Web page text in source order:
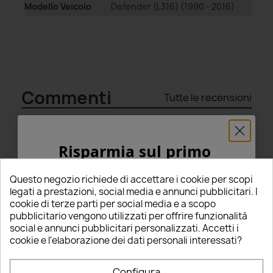
Modello Veicolo Defender (L316) (1990 - 2016)
Commenti Tutte le recensioni
Riepilogo
5
star starstarstarstar
(8 Recensioni)
Seleziona un punteggio per filtrare le recensioni.
4 starstarstarstarstar_border (0)
Questo negozio richiede di accettare i cookie per scopi
legati a prestazioni, social media e annunci pubblicitari. I
cookie di terze parti per social media e a scopo
pubblicitario vengono utilizzati per offrire funzionalità
social e annunci pubblicitari personalizzati. Accetti i
cookie e l'elaborazione dei dati personali interessati?
Risparmia sul primo
5% PER TE!
Inserisci la tua email qui sotto per ricevere il
5% DI SCONTOsul tuo primo ordine!
Nome